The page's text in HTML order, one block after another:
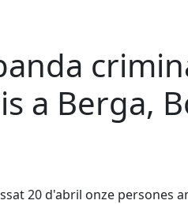
a Berga,
20 d'abril onze persones